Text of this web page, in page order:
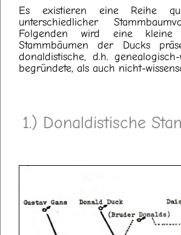
Es existieren eine Reihe
unterschiedlicher
Folgenden wird eine kleine
Stammbäumen der Ducks
donaldistische, d.h. genealogisch-
begründete, als auch nicht-
1.) Donaldistische